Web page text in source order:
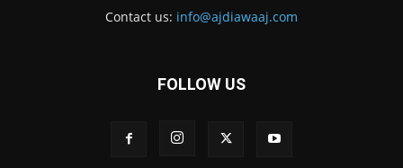
Contact us: info@ajdiawaaj.com
FOLLOW US